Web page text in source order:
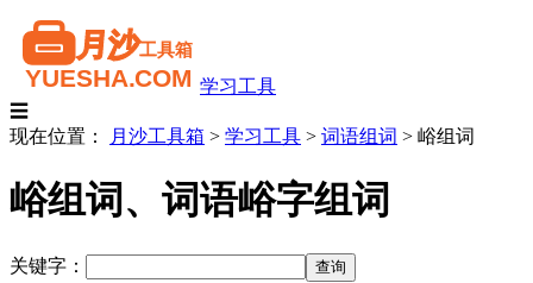
学习工具
☰
现在位置：
月沙工具箱 > 学习工具 > 词语组词 > 峪组词
峪组词、词语峪字组词
关键字：